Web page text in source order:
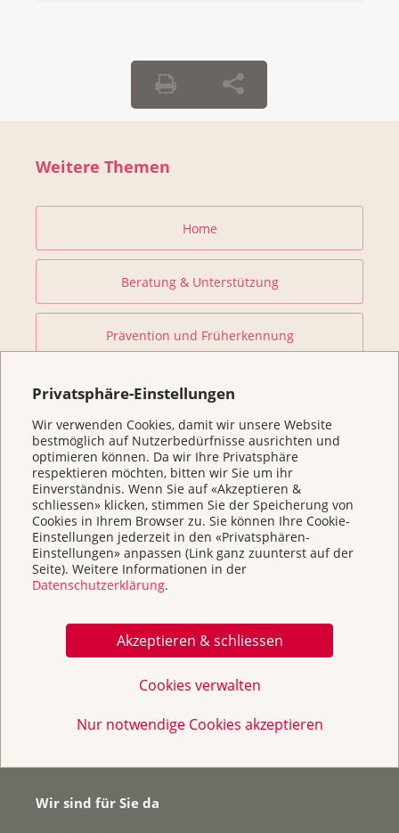
Privatsphäre-Einstellungen
Wir verwenden Cookies, damit wir unsere Website
bestmöglich auf Nutzerbedürfnisse ausrichten und
optimieren können. Da wir Ihre Privatsphäre
respektieren möchten, bitten wir Sie um ihr
Einverständnis. Wenn Sie auf «Akzeptieren &
schliessen» klicken, stimmen Sie der Speicherung von
Cookies in Ihrem Browser zu. Sie können Ihre Cookie-
Einstellungen jederzeit in den «Privatsphären-
Einstellungen» anpassen (Link ganz zuunterst auf der
Seite). Weitere Informationen in der
Datenschutzerklärung.
Akzeptieren & schliessen
Cookies verwalten
Nur notwendige Cookies akzeptieren
Weitere Themen
Home
Beratung & Unterstützung
Prävention und Früherkennung
Forschung fördern
Helfen Sie
Kurse
Über uns & Kontakt
Wir sind für Sie da